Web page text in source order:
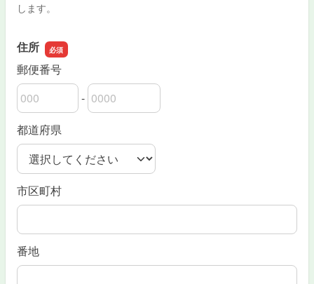
します。
住所
郵便番号
郵便番号の上3桁
-
郵便番号の下4桁
都道府県
市区町村
番地